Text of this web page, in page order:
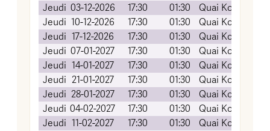
Jeudi 03-12-2026 17:30 01:30
Quai Koch
Jeudi 10-12-2026 17:30 01:30
Quai Koch
Jeudi 17-12-2026 17:30 01:30
Quai Koch
Jeudi 07-01-2027 17:30 01:30
Quai Koch
Jeudi 14-01-2027 17:30 01:30
Quai Koch
Jeudi 21-01-2027 17:30 01:30
Quai Koch
Jeudi 28-01-2027 17:30 01:30
Quai Koch
Jeudi 04-02-2027 17:30 01:30
Quai Koch
Jeudi 11-02-2027 17:30 01:30
Quai Koch